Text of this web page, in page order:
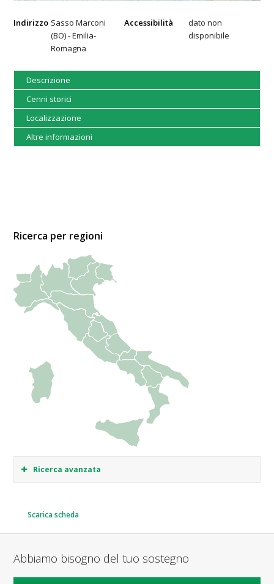
Indirizzo Sasso Marconi
(BO) - Emilia-
Romagna
Accessibilità
dato non
disponibile
Descrizione
Cenni storici
Localizzazione
Altre informazioni
Ricerca per regioni
Ricerca avanzata
Scarica scheda
Abbiamo bisogno del tuo sostegno